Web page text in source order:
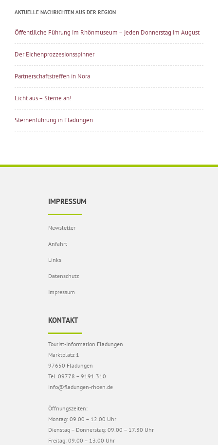
AKTUELLE NACHRICHTEN AUS DER REGION
Öffentlilche Führung im Rhönmuseum – jeden Donnerstag im August
Der Eichenprozzesionsspinner
Partnerschaftstreffen in Nora
Licht aus – Sterne an!
Sternenführung in Fladungen
IMPRESSUM
Newsletter
Anfahrt
Links
Datenschutz
Impressum
KONTAKT
Tourist-Information Fladungen
Marktplatz 1
97650 Fladungen
Tel. 09778 – 9191 310
info@fladungen-rhoen.de
Öffnungszeiten:
Montag: 09.00 – 12.00 Uhr
Dienstag – Donnerstag: 09.00 – 17.30 Uhr
Freitag: 09.00 – 13.00 Uhr